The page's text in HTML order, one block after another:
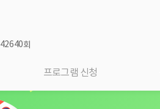
42640회
프로그램 신청